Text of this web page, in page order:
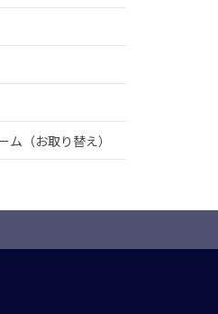
ム（お取り替え）